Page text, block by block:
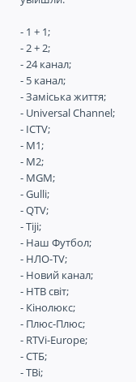
- 1 + 1;
- 2 + 2;
- 24 канал;
- 5 канал;
- Заміська життя;
- Universal Channel;
- ICTV;
- M1;
- M2;
- MGM;
- Gulli;
- QTV;
- Tiji;
- Наш Футбол;
- НЛО-TV;
- Новий канал;
- НТВ світ;
- Кінолюкс;
- Плюс-Плюс;
- RTVi-Europe;
- СТБ;
- ТВі;